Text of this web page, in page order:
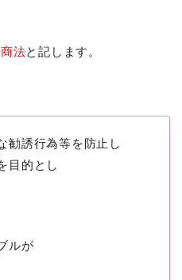
法と記します。
勧誘行為等を防止し
目的とし
ルが